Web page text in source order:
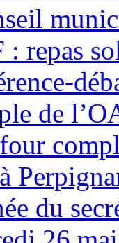
: repas
de
du